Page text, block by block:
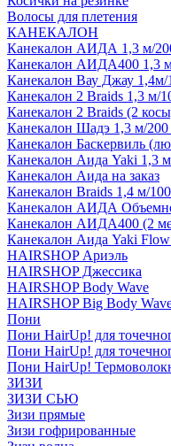
Волосы для плетения
КАНЕКАЛОН
Канекалон АИДА 1,3 м/
Канекалон АИДА400 1,3
Канекалон Вау Джау 1,4м/
Канекалон 2 Braids 1,3 м/
Канекалон 2 Braids (2
Канекалон Шадэ 1,3 м/200
Канекалон Баскервиль
Канекалон Аида Yaki 1,3 м
Канекалон Аида на заказ
Канекалон Braids 1,4 м/
Канекалон АИДА
Канекалон АИДА400 (2
Канекалон Аида Yaki
HAIRSHOP Ариэль
HAIRSHOP Джессика
HAIRSHOP Body Wave
HAIRSHOP Big Body
Пони
Пони HairUp! для
Пони HairUp! для
Пони HairUp!
ЗИЗИ
ЗИЗИ СЬЮ
Зизи прямые
Зизи гофрированные